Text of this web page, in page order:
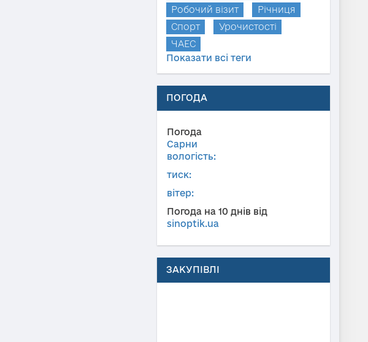
Робочий візит
Річниця
Спорт
Урочистості
ЧАЕС
Показати всі теги
ПОГОДА
Погода
Сарни
вологість:
тиск:
вітер:
Погода на 10 днів від
sinoptik.ua
ЗАКУПІВЛІ